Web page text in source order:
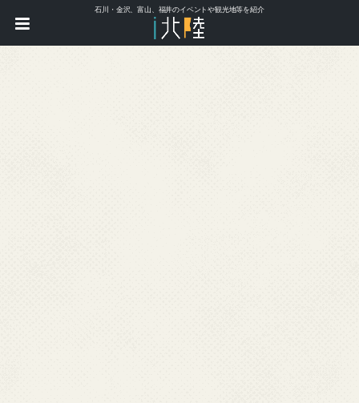
石川・金沢、富山、福井のイベントや観光地等を紹介